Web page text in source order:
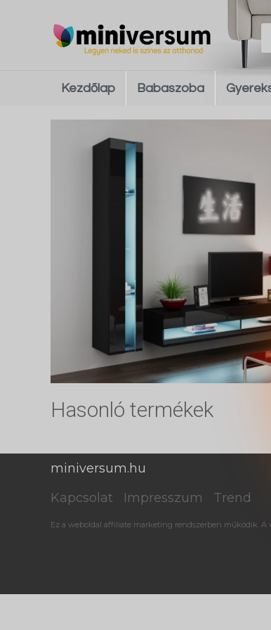
Kezdőlap Babaszoba
Hasonló termékek
miniversum.hu
Kapcsolat
Impresszum Trend
Ez a weboldal affiliate marketing rendszerben működik. A